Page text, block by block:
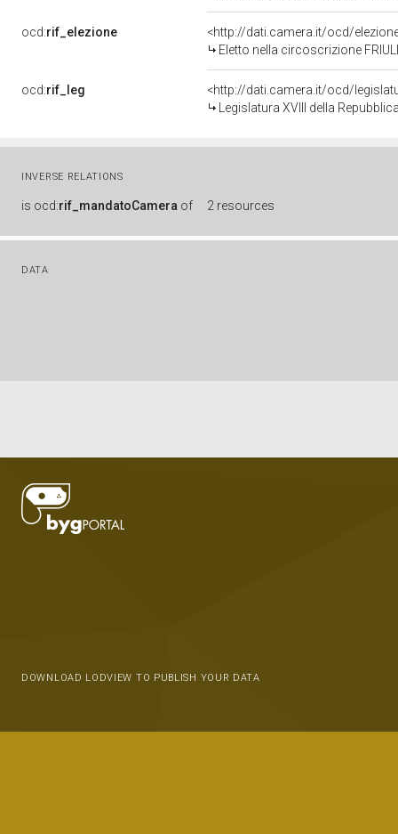
ocd:rif_elezione
<http://dati.camera.it/ocd/
Eletto nella circoscrizione
ocd:rif_leg
<http://dati.camera.it/ocd/
Legislatura XVIII della
INVERSE RELATIONS
is ocd:rif_mandatoCamera of 2 resources
DATA
DOWNLOAD LODVIEW TO PUBLISH YOUR DATA